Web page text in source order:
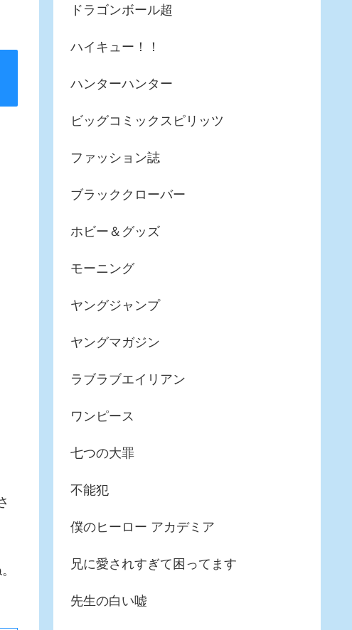
ドラゴンボール超
ハイキュー！！
ハンターハンター
ビッグコミックスピリッツ
ファッション誌
ブラッククローバー
ホビー＆グッズ
モーニング
ヤングジャンプ
ヤングマガジン
ラブラブエイリアン
ワンピース
七つの大罪
不能犯
僕のヒーロー アカデミア
兄に愛されすぎて困ってます
先生の白い嘘